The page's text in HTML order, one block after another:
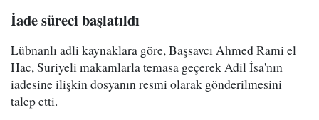
İade süreci başlatıldı
Lübnanlı adli kaynaklara göre, Başsavcı Ahmed Rami el
Hac, Suriyeli makamlarla temasa geçerek Adil İsa'nın
iadesine ilişkin dosyanın resmi olarak gönderilmesini
talep etti.